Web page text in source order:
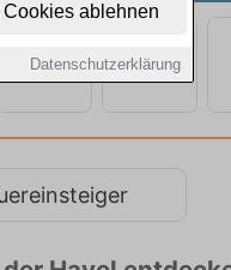
ablehnen
Datenschutzerklärung